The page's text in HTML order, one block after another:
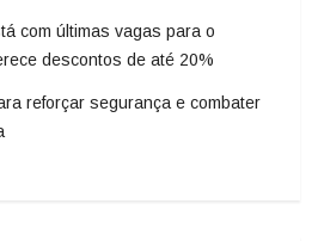
com últimas vagas para o
descontos de até 20%
reforçar segurança e combater